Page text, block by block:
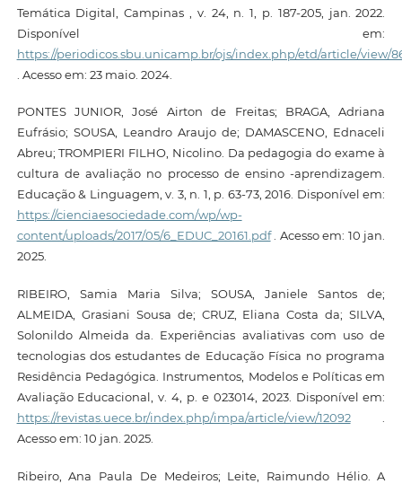
Temática Digital, Campinas , v. 24, n. 1, p. 187-205, jan. 2022.
Disponível em:
https://periodicos.sbu.unicamp.br/ojs/index.php/etd/article/view/
. Acesso em: 23 maio. 2024.
PONTES JUNIOR, José Airton de Freitas; BRAGA, Adriana
Eufrásio; SOUSA, Leandro Araujo de; DAMASCENO, Ednaceli
Abreu; TROMPIERI FILHO, Nicolino. Da pedagogia do exame à
cultura de avaliação no processo de ensino -aprendizagem.
Educação & Linguagem, v. 3, n. 1, p. 63-73, 2016. Disponível em:
https://cienciaesociedade.com/wp/wp-
content/uploads/2017/05/6_EDUC_20161.pdf. Acesso em: 10 jan.
2025.
RIBEIRO, Samia Maria Silva; SOUSA, Janiele Santos de;
ALMEIDA, Grasiani Sousa de; CRUZ, Eliana Costa da; SILVA,
Solonildo Almeida da. Experiências avaliativas com uso de
tecnologias dos estudantes de Educação Física no programa
Residência Pedagógica. Instrumentos, Modelos e Políticas em
Avaliação Educacional, v. 4, p. e 023014, 2023. Disponível em:
https://revistas.uece.br/index.php/impa/article/view/12092.
Acesso em: 10 jan. 2025.
Ribeiro, Ana Paula De Medeiros; Leite, Raimundo Hélio. A